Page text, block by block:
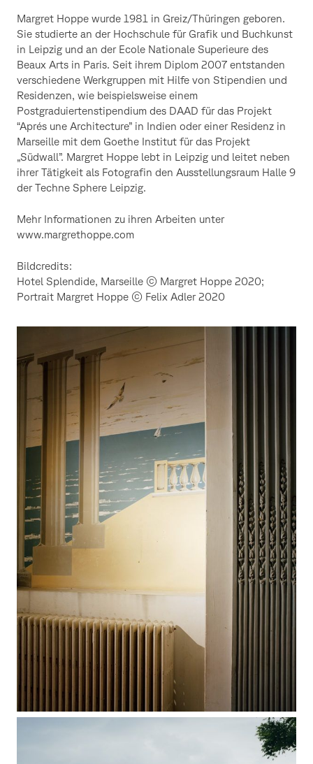
Margret Hoppe wurde 1981 in Greiz/Thüringen geboren.
Sie studierte an der Hochschule für Grafik und Buchkunst
in Leipzig und an der Ecole Nationale Superieure des
Beaux Arts in Paris. Seit ihrem Diplom 2007 entstanden
verschiedene Werkgruppen mit Hilfe von Stipendien und
Residenzen, wie beispielsweise einem
Postgraduiertenstipendium des DAAD für das Projekt
“Aprés une Architecture” in Indien oder einer Residenz in
Marseille mit dem Goethe Institut für das Projekt
„Südwall”. Margret Hoppe lebt in Leipzig und leitet neben
ihrer Tätigkeit als Fotografin den Ausstellungsraum Halle 9
der Techne Sphere Leipzig.
Mehr Informationen zu ihren Arbeiten unter
www.margrethoppe.com
Bildcredits:
Hotel Splendide, Marseille © Margret Hoppe 2020;
Portrait Margret Hoppe © Felix Adler 2020